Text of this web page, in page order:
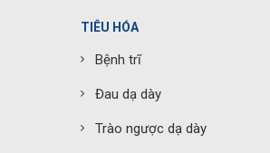
TIÊU HÓA
Bệnh trĩ
Đau dạ dày
Trào ngược dạ dày